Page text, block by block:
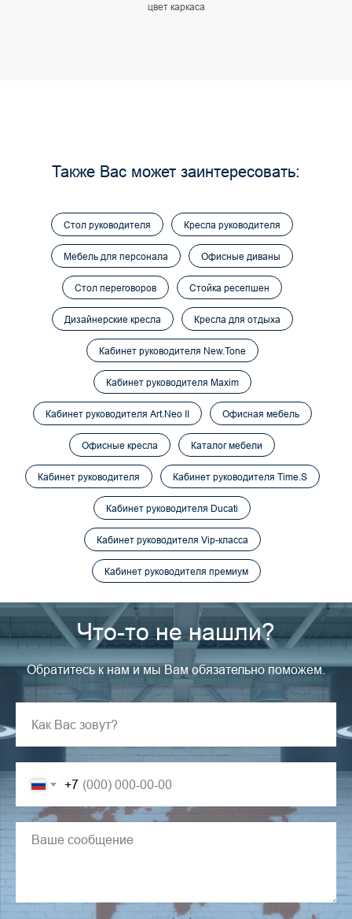
цвет каркаса
Также Вас может заинтересовать:
Стол руководителя Кресла руководителя
Мебель для персонала Офисные диваны
Стол переговоров Стойка ресепшен
Дизайнерские кресла Кресла для отдыха
Кабинет руководителя New.Tone
Кабинет руководителя Maxim
Кабинет руководителя Art.Neo II Офисная мебель
Офисные кресла Каталог мебели
Кабинет руководителя Кабинет руководителя Time.S
Кабинет руководителя Ducati
Кабинет руководителя Vip-класса
Кабинет руководителя премиум
Что-то не нашли?
Обратитесь к нам и мы Вам обязательно поможем.
+7